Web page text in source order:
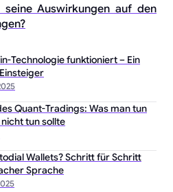
seine Auswirkungen auf den
Technologie funktioniert – Ein
Quant-Tradings: Was man tun
tun sollte
Wallets? Schritt für Schritt
Sprache